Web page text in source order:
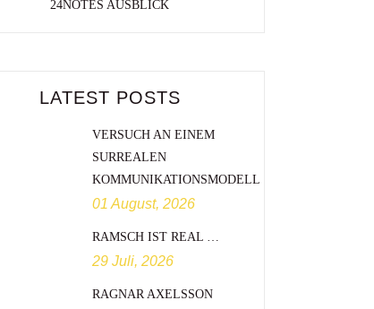
24NOTES AUSBLICK
LATEST POSTS
VERSUCH AN EINEM
SURREALEN
KOMMUNIKATIONSMODELL
01 August, 2026
RAMSCH IST REAL …
29 Juli, 2026
RAGNAR AXELSSON